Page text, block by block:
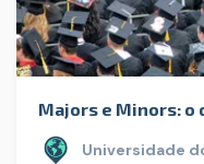
Majors e Minors: o
Universidade